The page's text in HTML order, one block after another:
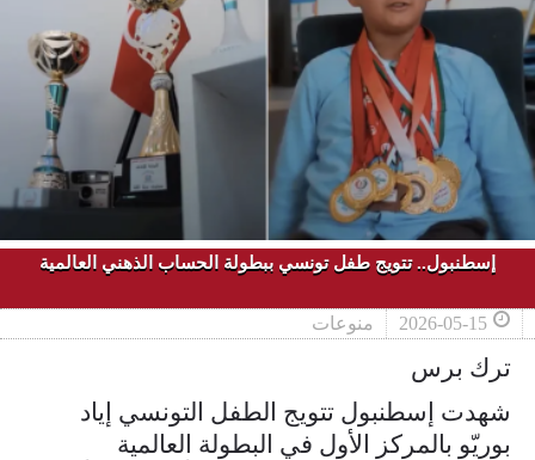
إسطنبول.. تتويج طفل تونسي ببطولة الحساب الذهني العالمية
2026-05-15 منوعات
ترك برس
شهدت إسطنبول تتويج الطفل التونسي إياد
بوريّو بالمركز الأول في البطولة العالمية